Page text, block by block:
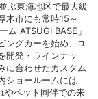
ぶ東海地区で最大級
木市にも常時15～
ム ATSUGI BASE」
ングカーを始め、ユ
開発・ラインナッ
に合わせたカスタム
ショールームには
やペット同伴での来